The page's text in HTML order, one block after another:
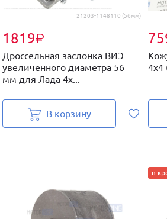
21203-1148110 (56мм)
1819₽
Дроссельная заслонка ВИЭ
увеличенного диаметра 56
мм для Лада 4х...
В корзину
4х4
в